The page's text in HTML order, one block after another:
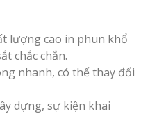
lượng cao in phun khổ
chắc chắn.
nhanh, có thể thay đổi
dựng, sự kiện khai